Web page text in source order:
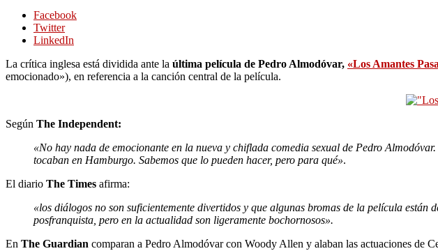
Facebook
Twitter
LinkedIn
La crítica inglesa está dividida ante la última película de Pedro Almodóvar, «Los Amantes
emocionado»), en referencia a la canción central de la película.
Según The Independent:
«No hay nada de emocionante en la nueva y chiflada comedia sexual de Pedro
tocaban en Hamburgo. Sabemos que lo pueden hacer, pero para qué».
El diario The Times afirma:
«los diálogos no son suficientemente divertidos y que algunas bromas de la película
posfranquista, pero en la actualidad son ligeramente bochornosos».
En The Guardian comparan a Pedro Almodóvar con Woody Allen y alaban las actuaciones de